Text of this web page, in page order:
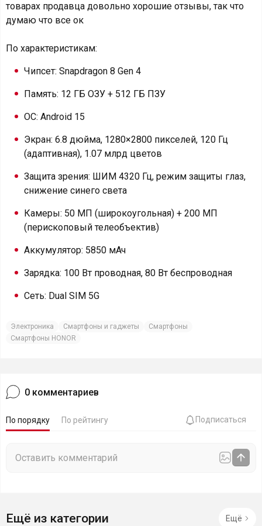
товарах продавца довольно хорошие отзывы, так что
думаю что все ок
По характеристикам:
Чипсет: Snapdragon 8 Gen 4
Память: 12 ГБ ОЗУ + 512 ГБ ПЗУ
ОС: Android 15
Экран: 6.8 дюйма, 1280×2800 пикселей, 120 Гц
(адаптивная), 1.07 млрд цветов
Защита зрения: ШИМ 4320 Гц, режим защиты глаз,
снижение синего света
Камеры: 50 МП (широкоугольная) + 200 МП
(перископовый телеобъектив)
Аккумулятор: 5850 мАч
Зарядка: 100 Вт проводная, 80 Вт беспроводная
Сеть: Dual SIM 5G
Электроника Смартфоны и гаджеты
Смартфоны
Смартфоны HONOR
0 комментариев
По порядку По рейтингу Подписаться
Ещё из категории Ещё